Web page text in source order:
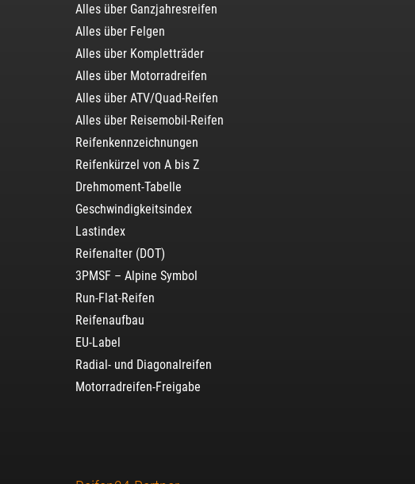
Alles über Ganzjahresreifen
Alles über Felgen
Alles über Kompletträder
Alles über Motorradreifen
Alles über ATV/Quad-Reifen
Alles über Reisemobil-Reifen
Reifenkennzeichnungen
Reifenkürzel von A bis Z
Drehmoment-Tabelle
Geschwindigkeitsindex
Lastindex
Reifenalter (DOT)
3PMSF – Alpine Symbol
Run-Flat-Reifen
Reifenaufbau
EU-Label
Radial- und Diagonalreifen
Motorradreifen-Freigabe